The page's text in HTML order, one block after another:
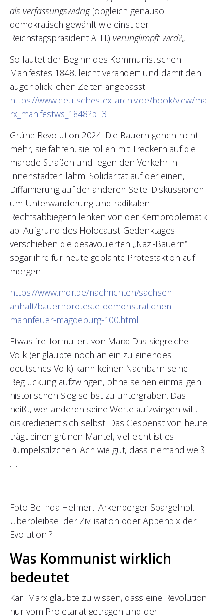
als verfassungswidrig(obgleich genauso
demokratisch gewählt wie einst der
Reichstagspräsident A. H.) verunglimpft wird?„
So lautet der Beginn des Kommunistischen
Manifestes 1848, leicht verändert und damit den
augenblicklichen Zeiten angepasst.
https://www.deutschestextarchiv.de/book/view/ma
rx_manifestws_1848?p=3
Grüne Revolution 2024: Die Bauern gehen nicht
mehr, sie fahren, sie rollen mit Treckern auf die
marode Straßen und legen den Verkehr in
Innenstädten lahm. Solidarität auf der einen,
Diffamierung auf der anderen Seite. Diskussionen
um Unterwanderung und radikalen
Rechtsabbiegern lenken von der Kernproblematik
ab. Aufgrund des Holocaust-Gedenktages
verschieben die desavouierten „Nazi-Bauern“
sogar ihre für heute geplante Protestaktion auf
morgen.
https://www.mdr.de/nachrichten/sachsen-
anhalt/bauernproteste-demonstrationen-
mahnfeuer-magdeburg-100.html
Etwas frei formuliert von Marx: Das siegreiche
Volk (er glaubte noch an ein zu einendes
deutsches Volk) kann keinen Nachbarn seine
Beglückung aufzwingen, ohne seinen einmaligen
historischen Sieg selbst zu untergraben. Das
heißt, wer anderen seine Werte aufzwingen will,
diskredietiert sich selbst. Das Gespenst von heute
trägt einen grünen Mantel, vielleicht ist es
Rumpelstilzchen. Ach wie gut, dass niemand weiß
….
Foto Belinda Helmert: Arkenberger Spargelhof.
Überbleibsel der Zivilisation oder Appendix der
Evolution ?
Was Kommunist wirklich
bedeutet
Karl Marx glaubte zu wissen, dass eine Revolution
nur vom Proletariat getragen und der